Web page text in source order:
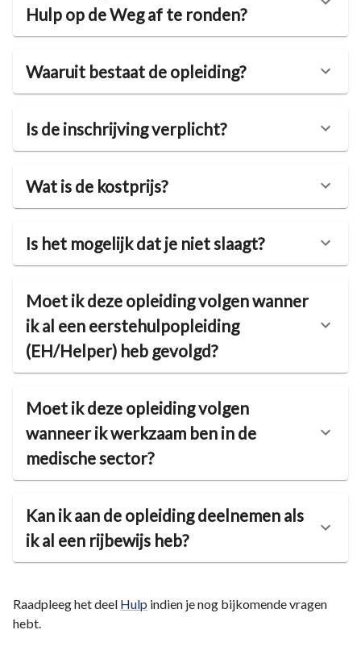
Hulp op de Weg af te ronden?
Waaruit bestaat de opleiding?
Is de inschrijving verplicht?
Wat is de kostprijs?
Is het mogelijk dat je niet slaagt?
Moet ik deze opleiding volgen wanner
ik al een eerstehulpopleiding
(EH/Helper) heb gevolgd?
Moet ik deze opleiding volgen
wanneer ik werkzaam ben in de
medische sector?
Kan ik aan de opleiding deelnemen als
ik al een rijbewijs heb?
Raadpleeg het deel Hulp indien je nog bijkomende vragen
hebt.